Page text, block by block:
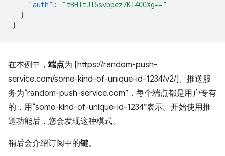
"auth" :
"tBHItJI5svbpez7KI4CCXg=="
}
}
在本例中， 端点为 [https://random-push-
service.com/some-kind-of-unique-id-1234/v2/]。推送服
务为“random-push-service.com”，每个端点都是用户专有
的，用“some-kind-of-unique-id-1234”表示。开始使用推
送功能后，您会发现这种模式。
稍后会介绍订阅中的键。